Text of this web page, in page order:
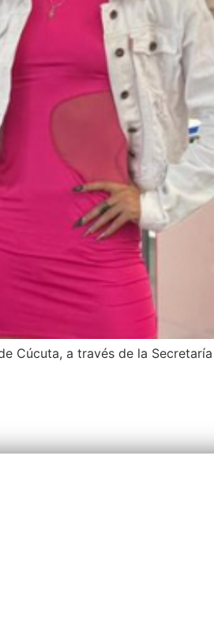
Cúcuta, a través de la